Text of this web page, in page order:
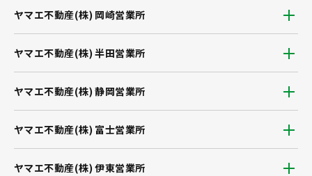
ヤマエ不動産(株) 静岡営業所
ヤマエ不動産(株) 富士営業所
ヤマエ不動産(株) 岡崎営業所
ヤマエ不動産(株) 伊東営業所
ヤマエ不動産(株) 半田営業所